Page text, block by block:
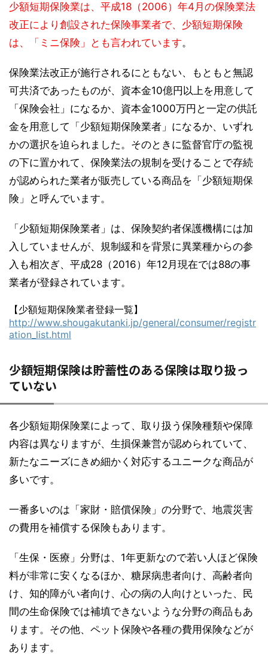
少額短期保険業は、平成18（2006）年4月の保険業法
改正により創設された保険事業者で、少額短期保険
は、「ミニ保険」とも言われています。
保険業法改正が施行されるにともない、もともと無認
可共済であったものが、資本金10億円以上を用意して
「保険会社」になるか、資本金1000万円と一定の供託
金を用意して「少額短期保険業者」になるか、いずれ
かの選択を迫られました。そのときに監督官庁の監視
の下に置かれて、保険業法の規制を受けることで存続
が認められた業者が販売している商品を「少額短期保
険」と呼んでいます。
「少額短期保険業者」は、保険契約者保護機構には加
入していませんが、規制緩和を背景に異業種からの参
入も相次ぎ、平成28（2016）年12月現在では88の事
業者が登録されています。
【少額短期保険業者登録一覧】
http://www.shougakutanki.jp/general/consumer/registr
ation_list.html
少額短期保険は貯蓄性のある保険は取り扱っ
ていない
各少額短期保険業によって、取り扱う保険種類や保障
内容は異なりますが、生損保兼営が認められていて、
新たなニーズにきめ細かく対応するユニークな商品が
多いです。
一番多いのは「家財・賠償保険」の分野で、地震災害
の費用を補償する保険もあります。
「生保・医療」分野は、1年更新なので若い人ほど保険
料が非常に安くなるほか、糖尿病患者向け、高齢者向
け、知的障がい者向け、心の病の人向けといった、民
間の生命保険では補填できないような分野の商品もあ
ります。その他、ペット保険や各種の費用保険などが
あります。